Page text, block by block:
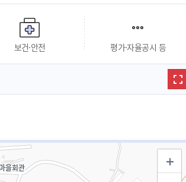
보건·안전 평가·자율공시 등